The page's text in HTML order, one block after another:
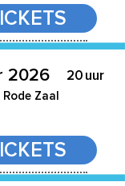
2026 20uur
Zaal